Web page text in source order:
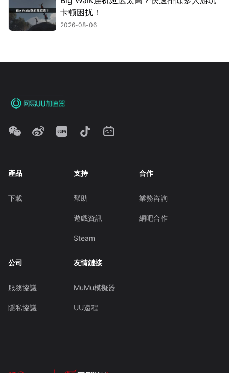
卡顿困扰！
2026-08-06
產品
下載
支持
幫助
遊戲資訊
Steam
合作
業務咨詢
網吧合作
公司
服務協議
隱私協議
友情鏈接
MuMu模擬器
UU遠程